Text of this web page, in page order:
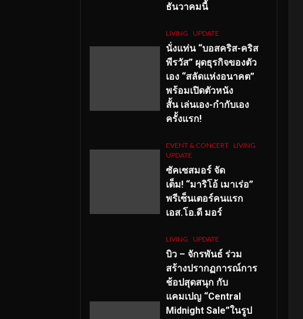
ธันวาคมนี้
LIVING UPDATE
นั่งแท่น “บอสคริส-คริส
พีรวัส” ผุดธุรกิจของตัว
เอง “สลัดแห่งอนาคต”
พร้อมเปิดตัวหนัง
สั้น เล่นเอง-กำกับเอง
ครั้งแรก!
EVENT & CONCERT LIVING
UPDATE
ซัคเซสมอร์ จัด
เต็ม! “มาริโอ้ เมาเร่อ”
พรีเซ็นเตอร์คนแรก
เอส.โอ.ดี มอร์
LIVING UPDATE
บิว – จักรพันธ์ ร่วม
สร้างปรากฏการณ์การ
ช้อปสุดสนุก กับ
แคมเปญ “Central
Midnight Sale”ในรูป